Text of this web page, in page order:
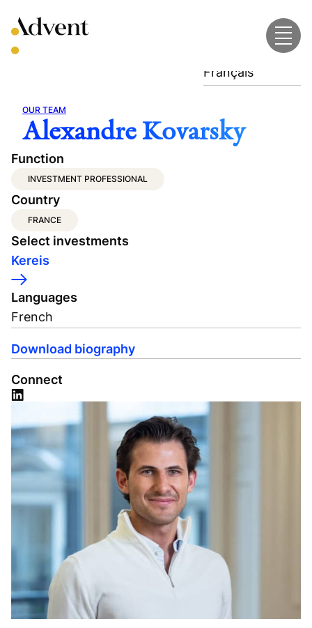
to
content
Français
OUR TEAM
Alexandre Kovarsky
Function
INVESTMENT PROFESSIONAL
Country
FRANCE
Select investments
Kereis
Languages
French
Download biography
Connect